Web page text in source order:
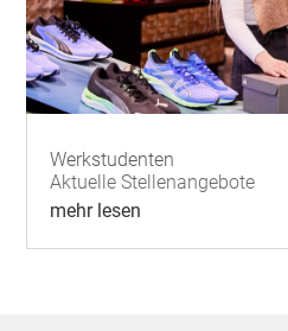
Werkstudenten
Aktuelle Stellenangebote
mehr lesen